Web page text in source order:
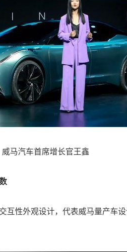
汽车首席增长官王鑫
性外观设计，代表威马量产车设